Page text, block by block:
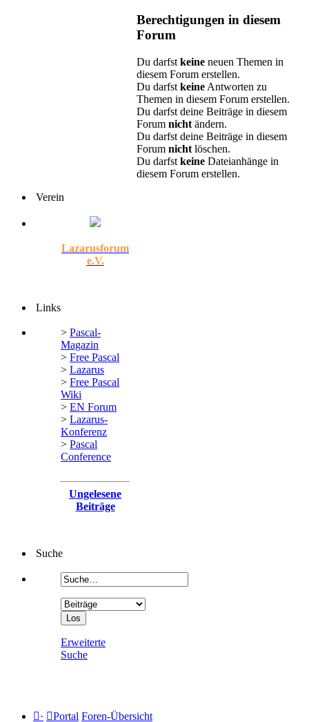
Berechtigungen in diesem
Forum
Du darfst keine neuen Themen in
diesem Forum erstellen.
Du darfst keine Antworten zu
Themen in diesem Forum erstellen.
Du darfst deine Beiträge in diesem
Forum nicht ändern.
Du darfst deine Beiträge in diesem
Forum nicht löschen.
Du darfst keine Dateianhänge in
diesem Forum erstellen.
Verein
Lazarusforum
e.V.
Links
> Pascal-
Magazin
> Free Pascal
> Lazarus
> Free Pascal
Wiki
> EN Forum
> Lazarus-
Konferenz
> Pascal
Conference
Ungelesene
Beiträge
Suche
Erweiterte
Suche
· Portal Foren-Übersicht